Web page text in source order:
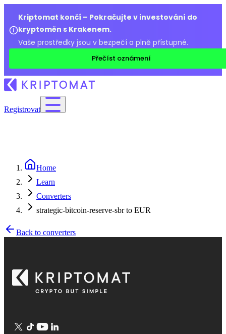
Kriptomat končí – Pokračujte v investování do
kryptoměn s Krakenem.
Vaše prostředky jsou v bezpečí a plně přístupné.
Přečíst oznámení
Registrovat
Home
Learn
Converters
strategic-bitcoin-reserve-sbr to EUR
Back to converters